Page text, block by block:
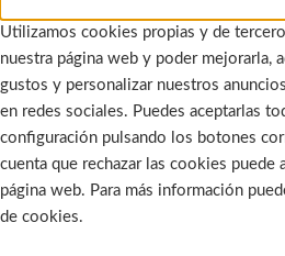
Utilizamos cookies propias y de
nuestra página web y poder mejorarla,
gustos y personalizar nuestros
en redes sociales. Puedes aceptarlas
configuración pulsando los botones
cuenta que rechazar las cookies puede
página web. Para más información
de cookies.